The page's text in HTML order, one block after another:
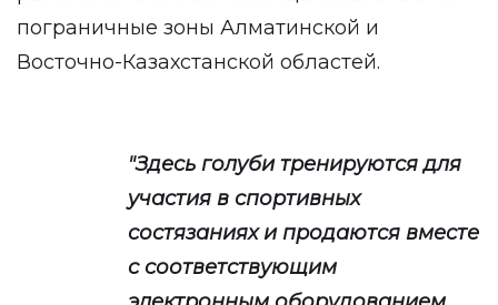
пограничные зоны Алматинской и
Восточно-Казахстанской областей.
"Здесь голуби тренируются для
участия в спортивных
состязаниях и продаются вместе
с соответствующим